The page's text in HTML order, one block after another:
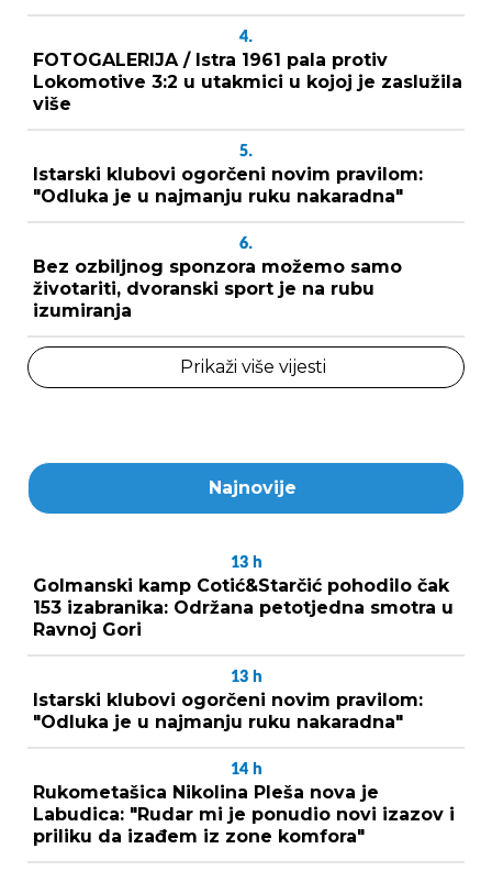
4.
FOTOGALERIJA / Istra 1961 pala protiv
Lokomotive 3:2 u utakmici u kojoj je zaslužila
više
5.
Istarski klubovi ogorčeni novim pravilom:
"Odluka je u najmanju ruku nakaradna"
6.
Bez ozbiljnog sponzora možemo samo
životariti, dvoranski sport je na rubu
izumiranja
Prikaži više vijesti
Najnovije
13 h
Golmanski kamp Cotić&Starčić pohodilo čak
153 izabranika: Održana petotjedna smotra u
Ravnoj Gori
13 h
Istarski klubovi ogorčeni novim pravilom:
"Odluka je u najmanju ruku nakaradna"
14 h
Rukometašica Nikolina Pleša nova je
Labudica: "Rudar mi je ponudio novi izazov i
priliku da izađem iz zone komfora"